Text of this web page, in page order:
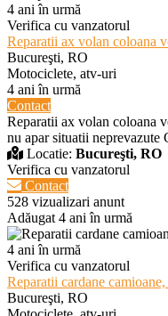
4 ani în urmă
Verifica cu vanzatorul
Reparatii ax volan coloana
Bucureşti, RO
Motociclete, atv-uri
4 ani în urmă
Contact
Reparatii ax volan coloana
nu apar situatii
Locatie: Bucureşti, RO
Verifica cu vanzatorul
Contact
528 vizualizari anunt
Adăugat 4 ani în urmă
4 ani în urmă
Verifica cu vanzatorul
Reparatii cardane
Bucureşti, RO